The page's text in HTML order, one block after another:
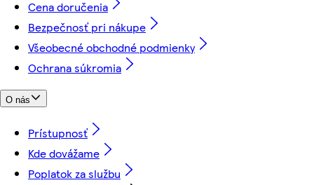
Cena doručenia
Bezpečnosť pri nákupe
Všeobecné obchodné podmienky
Ochrana súkromia
O nás
Prístupnosť
Kde dovážame
Poplatok za službu